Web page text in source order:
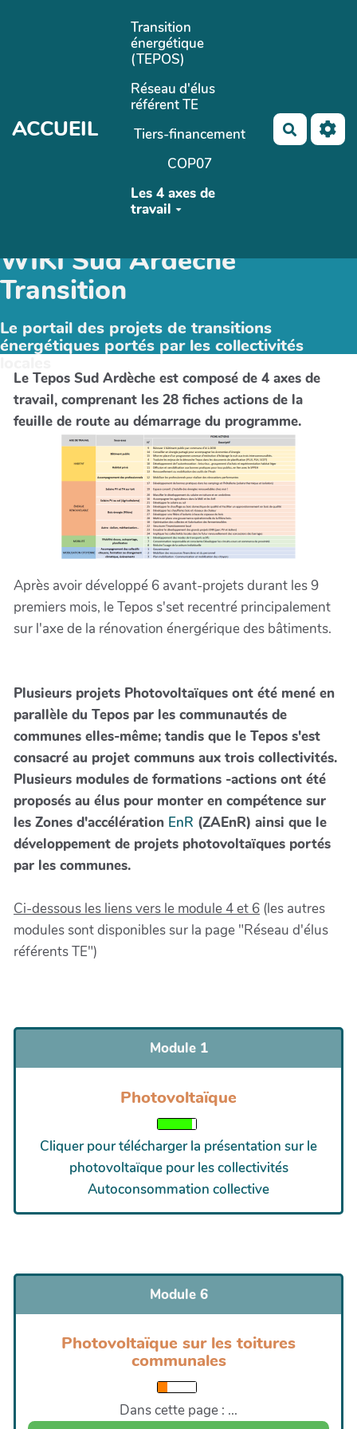
Aller au contenu principal
ACCUEIL
Transition
énergétique
(TEPOS)
Réseau d'élus
référent TE
Tiers-financement
COP07
Les 4 axes de
travail
WIKI Sud Ardèche
Transition
Le portail des projets de transitions
énergétiques portés par les collectivités
Le Tepos Sud Ardèche est composé de 4 axes de
travail, comprenant les 28 fiches actions de la
feuille de route au démarrage du programme.
Après avoir développé 6 avant-projets durant les 9
premiers mois, le Tepos s'set recentré principalement
sur l'axe de la rénovation énergérique des bâtiments.
Plusieurs projets Photovoltaïques ont été mené en
parallèle du Tepos par les communautés de
communes elles-même; tandis que le Tepos s'est
consacré au projet communs aux trois collectivités.
Plusieurs modules de formations -actions ont été
proposés au élus pour monter en compétence sur
les Zones d'accélération EnR (ZAEnR) ainsi que le
développement de projets photovoltaïques portés
par les communes.
Ci-dessous les liens vers le module 4 et 6 (les autres
modules sont disponibles sur la page "Réseau d'élus
référents TE")
Module 1
Photovoltaïque
Cliquer pour télécharger la présentation sur le
photovoltaïque pour les collectivités
Autoconsommation collective
Module 6
Photovoltaïque sur les toitures
communales
Dans cette page : ...